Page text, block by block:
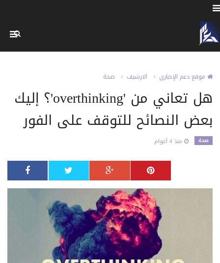
موقع دعم الإخباري الارشيف صحة
هل تعاني من 'overthinking'؟ إليك
بعض النصائح للتوقف على الفور
صحة منذ 4 أعوام